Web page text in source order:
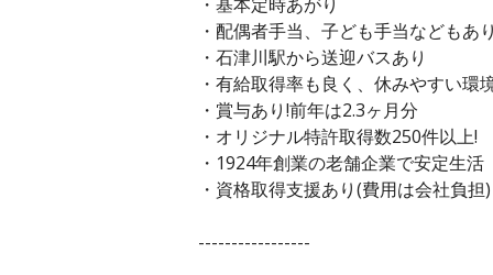
・配偶者手当、子ども手当などもあり
・石津川駅から送迎バスあり
・有給取得率も良く、休みやすい環
・賞与あり!前年は2.3ヶ月分
・オリジナル特許取得数250件以上!
・1924年創業の老舗企業で安定生活
・資格取得支援あり(費用は会社負担)
-----------------